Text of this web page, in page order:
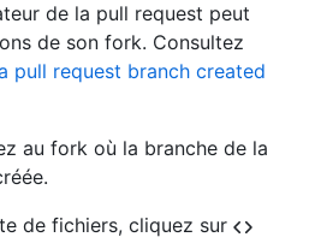
de la pull request peut
de son fork. Consultez
pull request branch created
au fork où la branche de la
de fichiers, cliquez sur